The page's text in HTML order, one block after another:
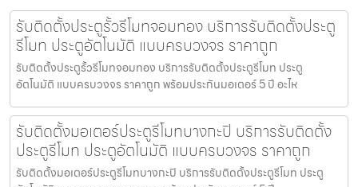
รับติดตั้งประตูรั้วรีโมทจอมทอง บริการรับติดตั้งประตู
รีโมท ประตูอัตโนมัติ แบบครบวงจร ราคาถูก
รับติดตั้งประตูรั้วรีโมทจอมทอง บริการรับติดตั้งประตูรีโมท ประตู
อัตโนมัติ แบบครบวงจร ราคาถูก พร้อมประกันมอเตอร์ 5 ปี อะไห
รับติดตั้งมอเตอร์ประตูรีโมทบางกะปิ บริการรับติดตั้ง
ประตูรีโมท ประตูอัตโนมัติ แบบครบวงจร ราคาถูก
รับติดตั้งมอเตอร์ประตูรีโมทบางกะปิ บริการรับติดตั้งประตูรีโมท ประตู